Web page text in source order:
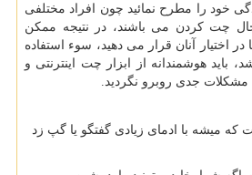
خود را مطرح نمائید چون افراد مختلفی
چت کردن می باشند، در نتیجه ممکن
اختیار آنان قرار می دهید، سوء استفاده
باید هوشمندانه از ابزار چت اینترنتی و
مشکلات جدی روبرو نگردید.
میشه با ادمای زیادی گفتگو یا گپ زد